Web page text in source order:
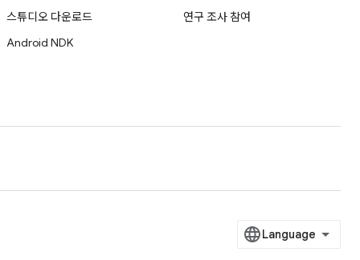
스튜디오 다운로드
Android NDK
연구 조사 참여